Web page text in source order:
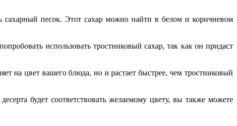
сахарный песок. Этот сахар можно найти в белом и коричневом
использовать тростниковый сахар, так как он придаст
на цвет вашего блюда, но и растает быстрее, чем тростниковый
будет соответствовать желаемому цвету, вы также можете